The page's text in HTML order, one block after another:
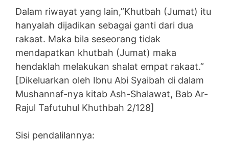
Dalam riwayat yang lain,”Khutbah (Jumat) itu
hanyalah dijadikan sebagai ganti dari dua
rakaat. Maka bila seseorang tidak
mendapatkan khutbah (Jumat) maka
hendaklah melakukan shalat empat rakaat.”
[Dikeluarkan oleh Ibnu Abi Syaibah di dalam
Mushannaf-nya kitab Ash-Shalawat, Bab Ar-
Rajul Tafutuhul Khuthbah 2/128]
Sisi pendalilannya: